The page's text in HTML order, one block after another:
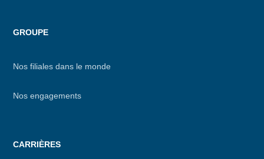
GROUPE
Nos filiales dans le monde
Nos engagements
CARRIÈRES